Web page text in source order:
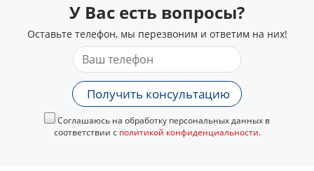
У Вас есть вопросы?
Оставьте телефон, мы перезвоним и ответим на них!
Получить консультацию
Соглашаюсь на обработку персональных данных в
соответствии с политикой конфиденциальности.